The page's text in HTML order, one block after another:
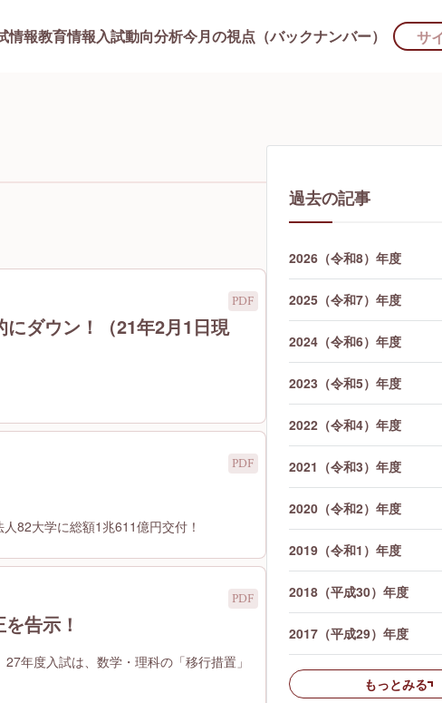
情報教育情報入試動向分析今月の視点（バックナンバー）
ダウン！（21年2月1日現
82大学に総額1兆611億円交付！
告示！
年度入試は、数学・理科の「移行措置」
過去の記事
2026（令和8）年度
2025（令和7）年度
2024（令和6）年度
2023（令和5）年度
2022（令和4）年度
2021（令和3）年度
2020（令和2）年度
2019（令和1）年度
2018（平成30）年度
2017（平成29）年度
もっとみる